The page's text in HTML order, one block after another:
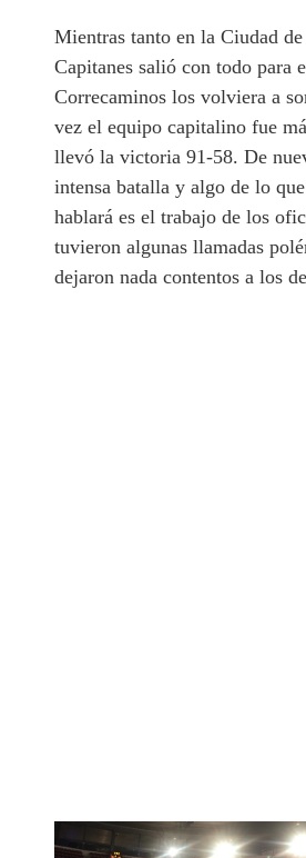
Mientras tanto en la Ciudad
Capitanes salió con todo para
Correcaminos los volviera a
vez el equipo capitalino fue
llevó la victoria 91-58. De
intensa batalla y algo de lo
hablará es el trabajo de los
tuvieron algunas llamadas
dejaron nada contentos a los